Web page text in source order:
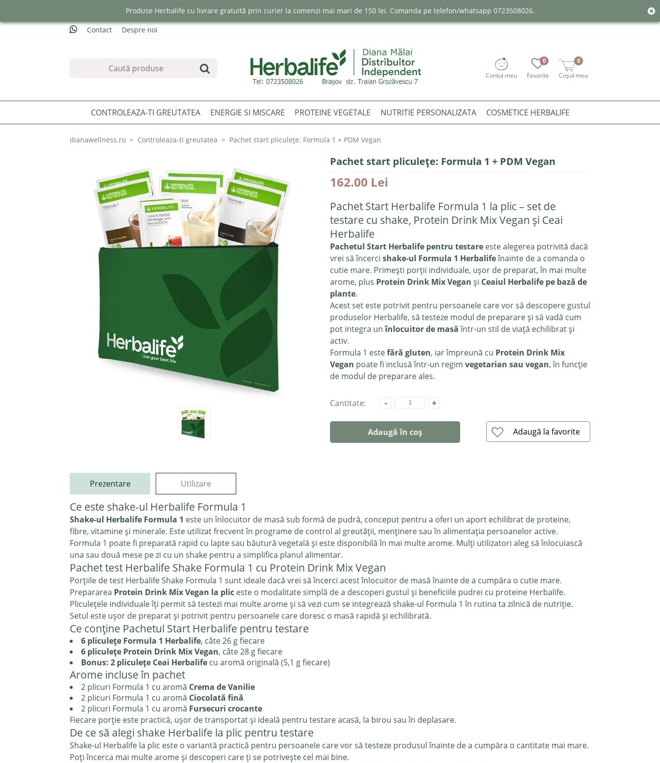
Produse Herbalife cu livrare gratuită prin curier la comenzi mai mari de 150 lei. Comanda pe telefon/whatsapp 0723508026.
Contact Despre noi
Contul meu Favorite
0
Coșul meu
0
CONTROLEAZA-TI GREUTATEA ENERGIE SI MISCARE PROTEINE VEGETALE NUTRITIE PERSONALIZATA COSMETICE HERBALIFE
dianawellness.ro Controleaza-ti greutatea Pachet start pliculețe: Formula 1 + PDM Vegan
Pachet start pliculețe: Formula 1 + PDM Vegan
162.00 Lei
Pachet Start Herbalife Formula 1 la plic – set de
testare cu shake, Protein Drink Mix Vegan și Ceai
Herbalife
Pachetul Start Herbalife pentru testare este alegerea potrivită dacă
vrei să încerci shake-ul Formula 1 Herbalifeînainte de a comanda o
cutie mare. Primești porții individuale, ușor de preparat, în mai multe
arome, plus Protein Drink Mix Vegan și Ceaiul Herbalife pe bază de
plante.
Acest set este potrivit pentru persoanele care vor să descopere gustul
produselor Herbalife, să testeze modul de preparare și să vadă cum
pot integra unînlocuitor de masăîntr-un stil de viață echilibrat și
activ.
Formula 1 estefără gluten, iar împreună cu Protein Drink Mix
Vegan poate fi inclusă într-un regim vegetarian sau vegan, în funcție
de modul de preparare ales.
Cantitate: - +
Adaugă în coș Adaugă la favorite
Prezentare
Ce este shake-ul Herbalife Formula 1
Shake-ul Herbalife Formula 1 este un înlocuitor de masă sub formă de pudră, conceput pentru a oferi un aport echilibrat de proteine,
fibre, vitamine și minerale. Este utilizat frecvent în programe de control al greutății, menținere sau în alimentația persoanelor active.
Formula 1 poate fi preparată rapid cu lapte sau băutură vegetală și este disponibilă în mai multe arome. Mulți utilizatori aleg să înlocuiască
una sau două mese pe zi cu un shake pentru a simplifica planul alimentar.
Pachet test Herbalife Shake Formula 1 cu Protein Drink Mix Vegan
Porțiile de test Herbalife Shake Formula 1 sunt ideale dacă vrei să încerci acest înlocuitor de masă înainte de a cumpăra o cutie mare.
Prepararea Protein Drink Mix Vegan la plic este o modalitate simplă de a descoperi gustul și beneficiile pudrei cu proteine Herbalife.
Pliculețele individuale îți permit să testezi mai multe arome și să vezi cum se integrează shake-ul Formula 1 în rutina ta zilnică de nutriție.
Setul este ușor de preparat și potrivit pentru persoanele care doresc o masă rapidă și echilibrată.
Ce conține Pachetul Start Herbalife pentru testare
6 pliculețe Formula 1 Herbalife, câte 26 g fiecare
6 pliculețe Protein Drink Mix Vegan, câte 28 g fiecare
Bonus: 2 pliculețe Ceai Herbalife cu aromă originală (5,1 g fiecare)
Arome incluse în pachet
2 plicuri Formula 1 cu aromă Crema de Vanilie
2 plicuri Formula 1 cu aromă Ciocolată fină
2 plicuri Formula 1 cu aromă Fursecuri crocante
Fiecare porție este practică, ușor de transportat și ideală pentru testare acasă, la birou sau în deplasare.
De ce să alegi shake Herbalife la plic pentru testare
Shake-ul Herbalife la plic este o variantă practică pentru persoanele care vor să testeze produsul înainte de a cumpăra o cantitate mai mare.
Poți încerca mai multe arome și descoperi care ți se potrivește cel mai bine.
Utilizare